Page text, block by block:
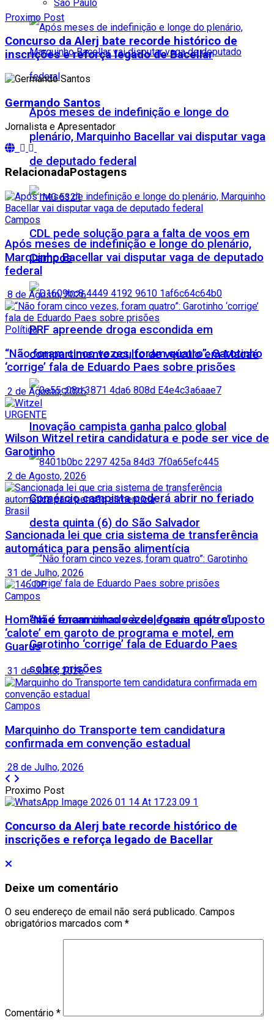
São Paulo
Após meses de indefinição e longe do
plenário, Marquinho Bacellar vai disputar vaga
de deputado federal
CDL pede solução para a falta de voos em
Campos
PRF apreende droga escondida em
compartimento oculto de veículo em Macaé
Inovação campista ganha palco global
Comércio campista poderá abrir no feriado
desta quinta (6) do São Salvador
“Não foram cinco vezes, foram quatro”:
Garotinho ‘corrige’ fala de Eduardo Paes
sobre prisões
Proximo Post
Concurso da Alerj bate recorde histórico de
inscrições e reforça legado de Bacellar
Germando Santos
Jornalista e Apresentador
RelacionadaPostagens
Campos
Após meses de indefinição e longe do plenário,
Marquinho Bacellar vai disputar vaga de deputado
federal
8 de Agosto, 2026
Política
“Não foram cinco vezes, foram quatro”: Garotinho
‘corrige’ fala de Eduardo Paes sobre prisões
2 de Agosto, 2026
URGENTE
Wilson Witzel retira candidatura e pode ser vice de
Garotinho
2 de Agosto, 2026
Brasil
Sancionada lei que cria sistema de transferência
automática para pensão alimentícia
31 de Julho, 2026
Campos
Homem é encaminhado à delegacia após suposto
‘calote’ em garoto de programa e motel, em
Guarus
31 de Julho, 2026
Campos
Marquinho do Transporte tem candidatura
confirmada em convenção estadual
28 de Julho, 2026
Proximo Post
Concurso da Alerj bate recorde histórico de
inscrições e reforça legado de Bacellar
Deixe um comentário
O seu endereço de email não será publicado. Campos
obrigatórios marcados com *
Comentário *